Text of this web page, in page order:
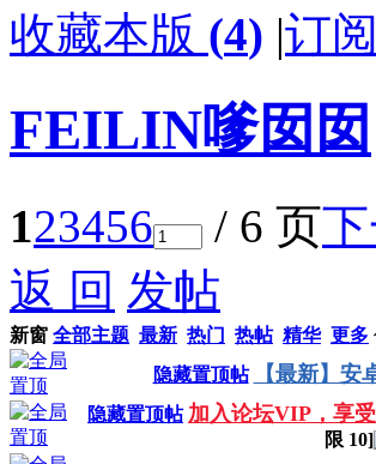
收藏本版 (4) |订阅
FEILIN嗲囡囡
123456 / 6 页
返 回 发帖
新窗 全部主题 最新 热门 热帖 精华 更多
隐藏置顶帖
【最新】安
隐藏置顶帖 加入论坛VIP，享
限 10]